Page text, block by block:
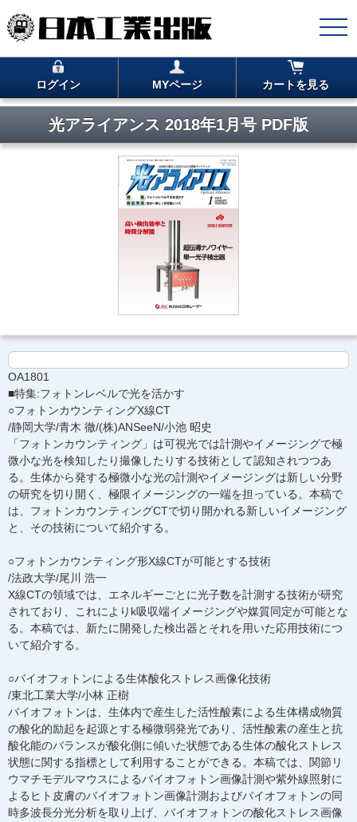
ログイン MYページ カートを見る
光アライアンス 2018年1月号 PDF版
OA1801
■特集:フォトンレベルで光を活かす
○フォトンカウンティングX線CT
/静岡大学/青木 徹/(株)ANSeeN/小池 昭史
「フォトンカウンティング」は可視光では計測やイメージングで極
微小な光を検知したり撮像したりする技術として認知されつつあ
る。生体から発する極微小な光の計測やイメージングは新しい分野
の研究を切り開く、極限イメージングの一端を担っている。本稿で
は、フォトンカウンティングCTで切り開かれる新しいイメージング
と、その技術について紹介する。
○フォトンカウンティング形X線CTが可能とする技術
/法政大学/尾川 浩一
X線CTの領域では、エネルギーごとに光子数を計測する技術が研究
されており、これによりk吸収端イメージングや媒質同定が可能とな
る。本稿では、新たに開発した検出器とそれを用いた応用技術につ
いて紹介する。
○バイオフォトンによる生体酸化ストレス画像化技術
/東北工業大学/小林 正樹
バイオフォトンは、生体内で産生した活性酸素による生体構成物質
の酸化的励起を起源とする極微弱発光であり、活性酸素の産生と抗
酸化能のバランスが酸化側に傾いた状態である生体の酸化ストレス
状態に関する指標として利用することができる。本稿では、関節リ
ウマチモデルマウスによるバイオフォトン画像計測や紫外線照射に
よるヒト皮膚のバイオフォトン画像計測およびバイオフォトンの同
時多波長分光分析を取り上げ、バイオフォトンの酸化ストレス画像